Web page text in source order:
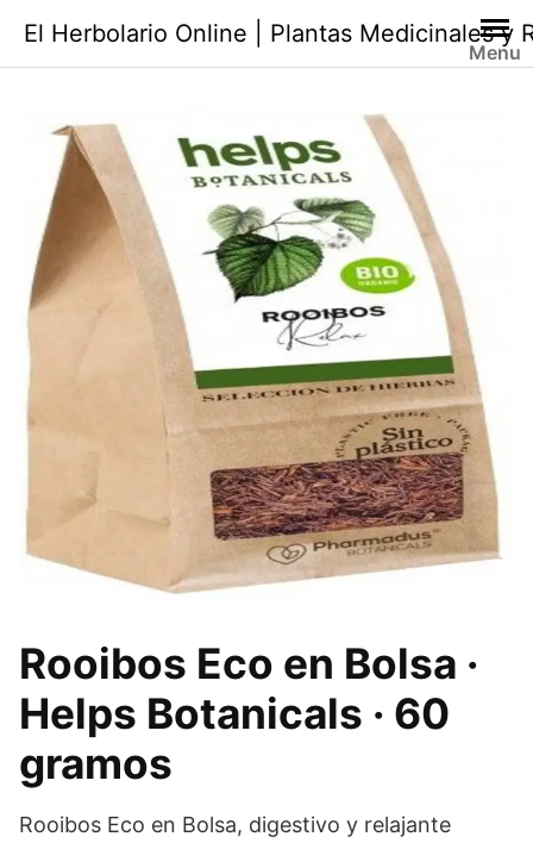
contenido
El Herbolario Online | Plantas Medicinales y
Menu
Rooibos Eco en Bolsa ·
Helps Botanicals · 60
gramos
Rooibos Eco en Bolsa, digestivo y relajante